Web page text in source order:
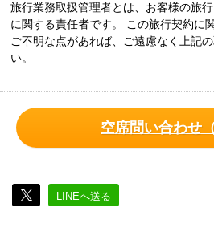
旅行業務取扱管理者とは、お客様の旅
に関する責任者です。 この旅行契約に
ご不明な点があれば、ご遠慮なく上記
い。
空席問い合わせ
LINEへ送る